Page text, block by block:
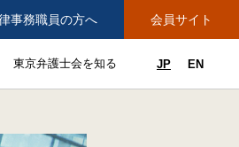
事務職員の方へ 会員サイト
開閉
ージのサブメニューを開閉
東京弁護士会を知る東京弁護士会を知るのサブメニ
JP EN